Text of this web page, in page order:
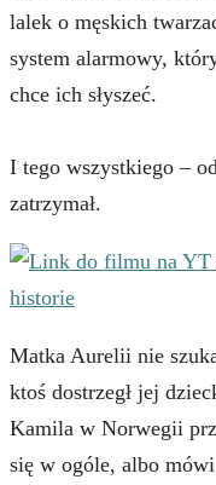
lalek o męskich
system alarmowy,
chce ich słyszeć.
I tego wszystkiego –
zatrzymał.
Matka Aurelii nie
ktoś dostrzegł jej
Kamila w Norwegii
się w ogóle, albo